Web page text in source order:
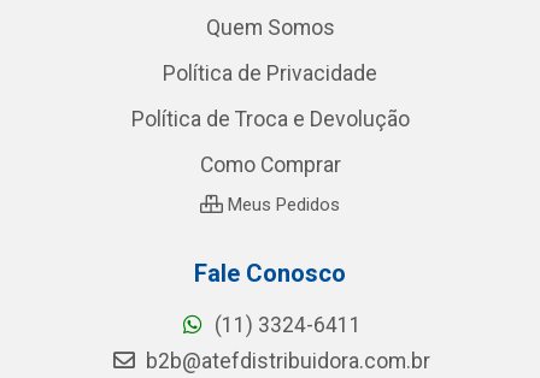
Quem Somos
Política de Privacidade
Política de Troca e Devolução
Como Comprar
Meus Pedidos
Fale Conosco
(11) 3324-6411
b2b@atefdistribuidora.com.br